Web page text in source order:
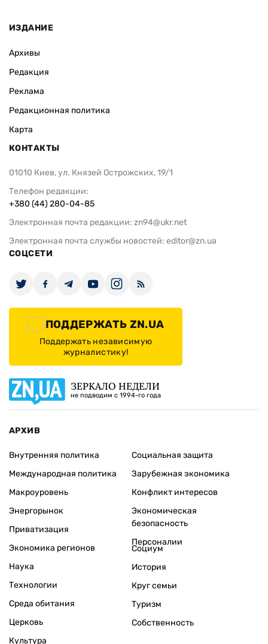
ИЗДАНИЕ
Архивы
Редакция
Реклама
Редакционная политика
Карта
КОНТАКТЫ
01010 Киев, ул. Князей Острожских, 19/1
Телефон редакции:
+380 (44) 280-04-85
Электронная почта редакции: zn94@ukr.net
Электронная почта службы новостей: editor@zn.ua
СОЦСЕТИ
ПОДДЕРЖАТЬ ZN.UA
Поддержать независимую
журналистику!
ЗЕРКАЛО НЕДЕЛИ
не подводим с 1994-го года
АРХИВ
Внутренняя политика
Международная политика
Макроуровень
Энергорынок
Приватизация
Экономика регионов
Социальная защита
Зарубежная экономика
Конфликт интересов
Экономическая
безопасность
Персоналии
Наука
Технологии
Среда обитания
Церковь
Культура
Социум
История
Круг семьи
Туризм
Собственность